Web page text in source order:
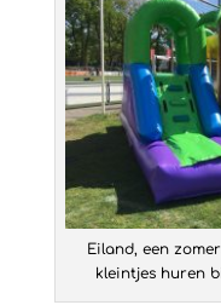
Eiland, een
kleintjes huren